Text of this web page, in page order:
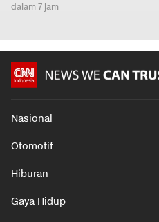
dalam 7 jam
Nasional
Otomotif
Hiburan
Gaya Hidup